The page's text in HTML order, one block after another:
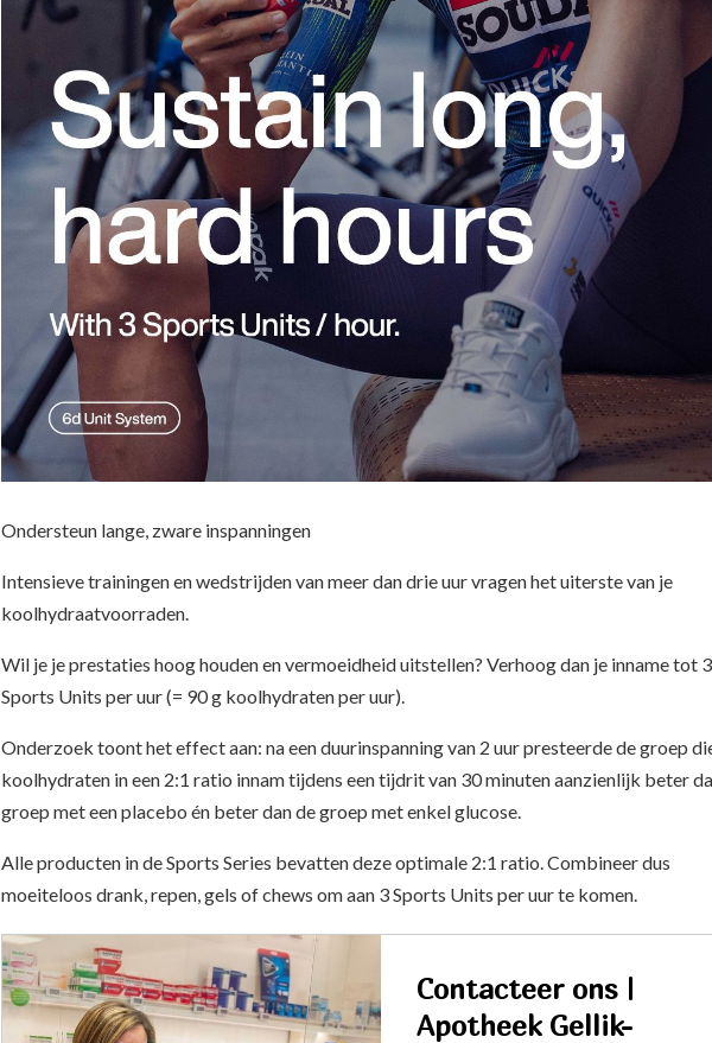
Ondersteun lange, zware inspanningen
Intensieve trainingen en wedstrijden van meer dan drie uur vragen het uiterste van je
koolhydraatvoorraden.
Wil je je prestaties hoog houden en vermoeidheid uitstellen? Verhoog dan je inname tot 3
Sports Units per uur (= 90 g koolhydraten per uur).
Onderzoek toont het effect aan: na een duurinspanning van 2 uur presteerde de groep
koolhydraten in een 2:1 ratio innam tijdens een tijdrit van 30 minuten aanzienlijk beter
groep met een placebo én beter dan de groep met enkel glucose.
Alle producten in de Sports Series bevatten deze optimale 2:1 ratio. Combineer dus
moeiteloos drank, repen, gels of chews om aan 3 Sports Units per uur te komen.
Contacteer ons |
Apotheek Gellik-